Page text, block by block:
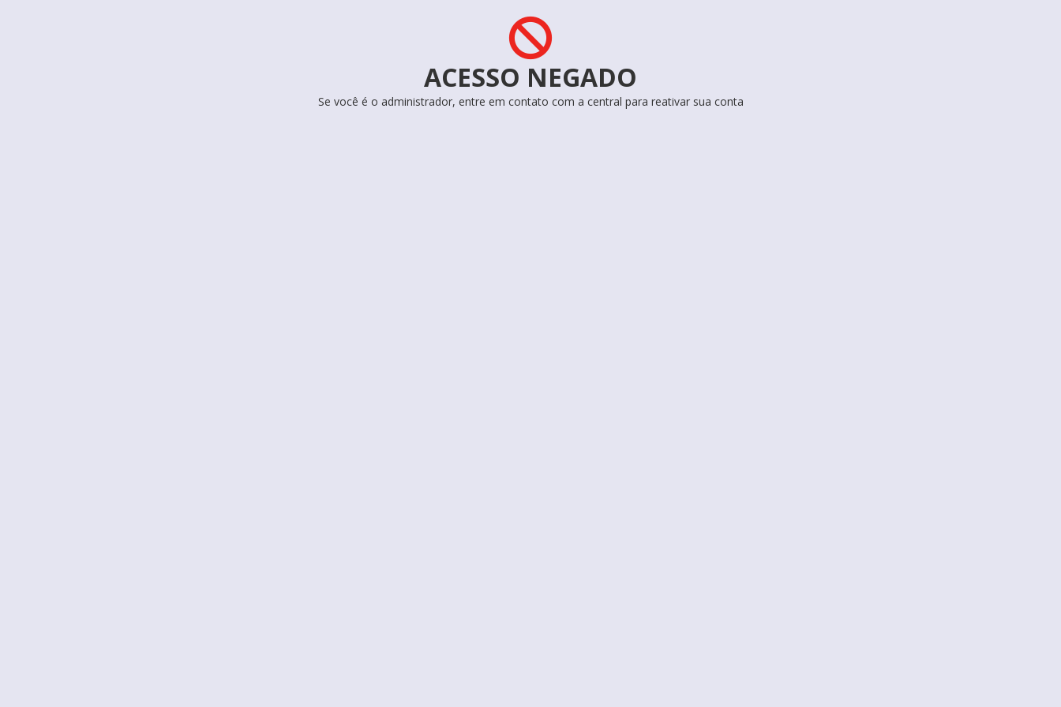
ACESSO NEGADO
Se você é o administrador, entre em contato com a central para reativar sua conta